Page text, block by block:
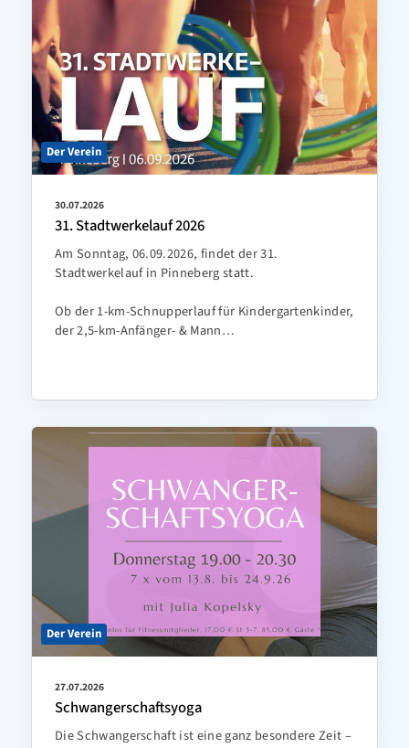
Der Verein
30.07.2026
31. Stadtwerkelauf 2026
Am Sonntag, 06.09.2026, findet der 31.
Stadtwerkelauf in Pinneberg statt.
Ob der 1-km-Schnupperlauf für Kindergartenkinder,
der 2,5-km-Anfänger- & Mann…
Der Verein
27.07.2026
Schwangerschaftsyoga
Die Schwangerschaft ist eine ganz besondere Zeit –